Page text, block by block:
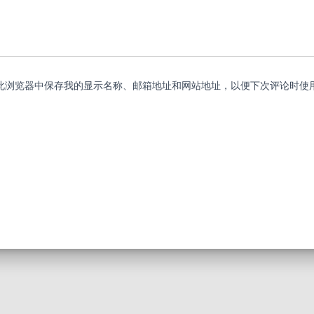
浏览器中保存我的显示名称、邮箱地址和网站地址，以便下次评论时使